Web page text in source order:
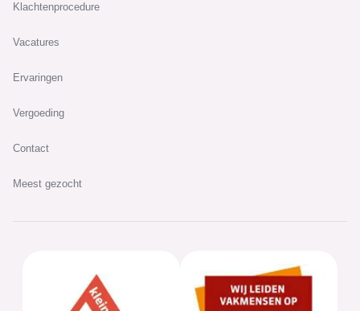
Klachtenprocedure
Vacatures
Ervaringen
Vergoeding
Contact
Meest gezocht